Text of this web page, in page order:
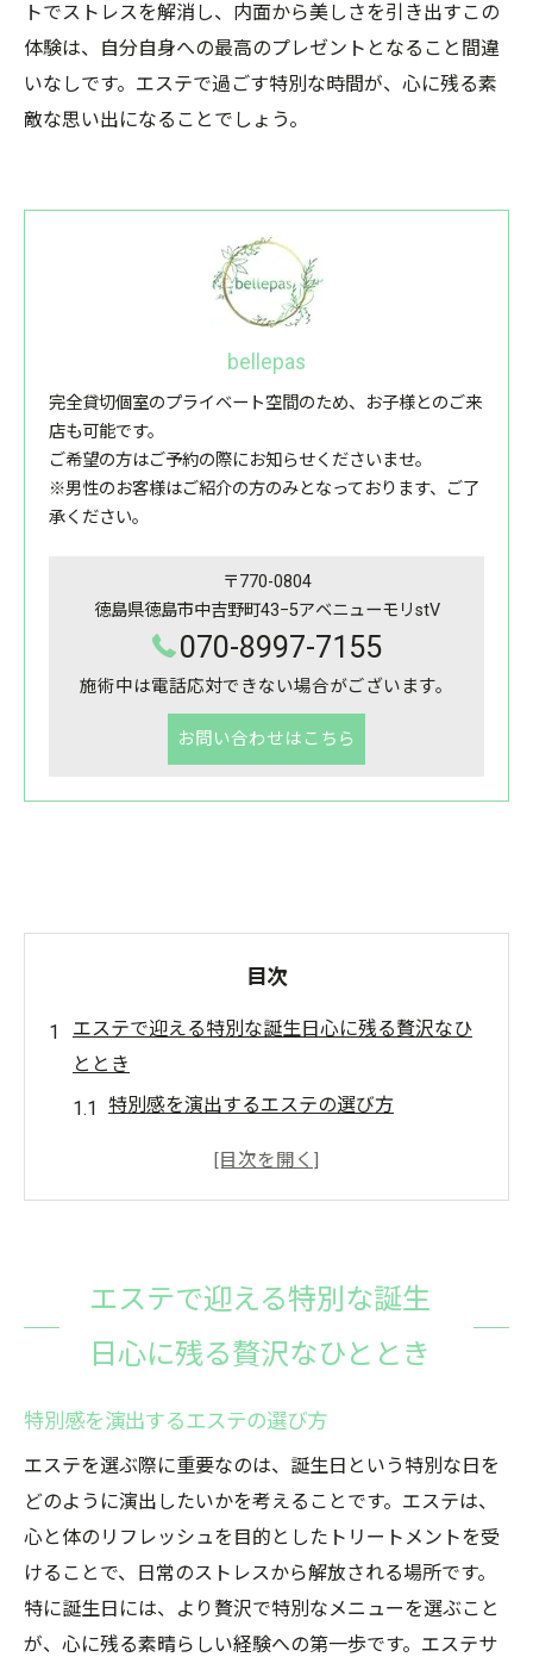
トでストレスを解消し、内面から美しさを引き出すこの
体験は、自分自身への最高のプレゼントとなること間違
いなしです。エステで過ごす特別な時間が、心に残る素
敵な思い出になることでしょう。
bellepas
完全貸切個室のプライベート空間のため、お子様とのご来
店も可能です。
ご希望の方はご予約の際にお知らせくださいませ。
※男性のお客様はご紹介の方のみとなっております、ご了
承ください。
〒770-0804
徳島県徳島市中吉野町43−5アベニューモリstV
070-8997-7155
施術中は電話応対できない場合がございます。
お問い合わせはこちら
目次
エステで迎える特別な誕生日心に残る贅沢なひ
ととき
特別感を演出するエステの選び方
誕生日限定のエステメニューの魅力
心に残るエステ体験のプランニング
誕生日を彩るエステ体験心と体をリフレッシュ
方
エステで得られる心身のリセット効果
誕生日におすすめのリラクゼーションエス
テ
プロの手による極上のリフレッシュ体験
エステで心も体もリフレッシュする秘訣
エステで迎える特別な誕生
日心に残る贅沢なひととき
特別感を演出するエステの選び方
エステを選ぶ際に重要なのは、誕生日という特別な日を
どのように演出したいかを考えることです。エステは、
心と体のリフレッシュを目的としたトリートメントを受
けることで、日常のストレスから解放される場所です。
特に誕生日には、より贅沢で特別なメニューを選ぶこと
が、心に残る素晴らしい経験への第一歩です。エステサ